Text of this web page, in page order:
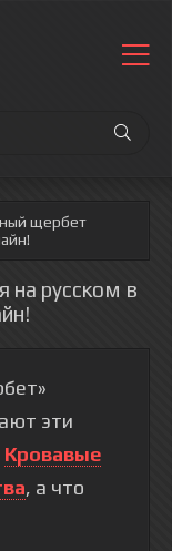
щербет
на русском в
эти
Кровавые
, а что